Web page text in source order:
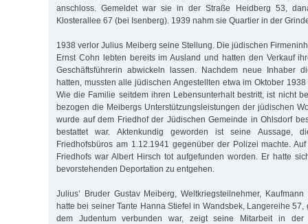
anschloss. Gemeldet war sie in der Straße Heidberg 53,
Klosterallee 67 (bei Isenberg). 1939 nahm sie Quartier in der
1938 verlor Julius Meiberg seine Stellung. Die jüdischen
Ernst Cohn lebten bereits im Ausland und hatten den Verkauf
Geschäftsführerin abwickeln lassen. Nachdem neue Inhaber
hatten, mussten alle jüdischen Angestellten etwa im Oktober
Wie die Familie seitdem ihren Lebensunterhalt bestritt, ist nicht
bezogen die Meibergs Unterstützungsleistungen der jüdischen
wurde auf dem Friedhof der Jüdischen Gemeinde in Ohlsdorf
bestattet war. Aktenkundig geworden ist seine Aussage,
Friedhofsbüros am 1.12.1941 gegenüber der Polizei machte.
Friedhofs war Albert Hirsch tot aufgefunden worden. Er hatte
bevorstehenden Deportation zu entgehen.
Julius’ Bruder Gustav Meiberg, Weltkriegsteilnehmer,
hatte bei seiner Tante Hanna Stiefel in Wandsbek, Langereihe 57,
dem Judentum verbunden war, zeigt seine Mitarbeit in der